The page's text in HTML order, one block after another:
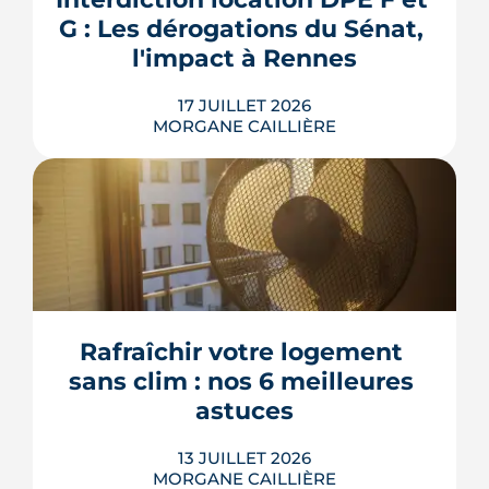
LIRE L'ARTICLE
G : Les dérogations du Sénat,
l'impact à Rennes
17 JUILLET 2026
MORGANE CAILLIÈRE
Le 8 juillet 2026, le Sénat a voté cinq
dérogations à l'interdiction de location
des logements classés F et G, dont la
possibilité de louer en signant un
doit encore être adopté par l'Assemblée
nationale, qui l'examinera à la rentrée. À
Rennes Mét...
LIRE L'ARTICLE
Rafraîchir votre logement
sans clim : nos 6 meilleures
astuces
13 JUILLET 2026
MORGANE CAILLIÈRE